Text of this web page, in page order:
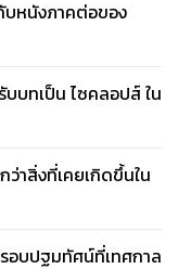
บหนังภาคต่อของ
บบทเป็น ไซคลอปส์ ใน
าสิ่งที่เคยเกิดขึ้นใน
อบปฐมทัศน์ที่เทศกาล